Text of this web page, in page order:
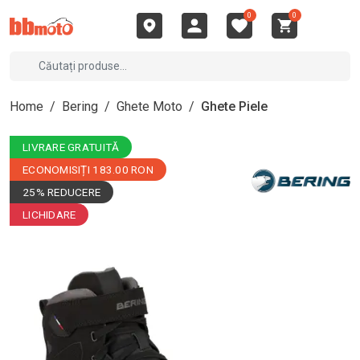
0 0
Home / Bering / Ghete Moto / Ghete Piele
LIVRARE GRATUITĂ
ECONOMISIȚI 183.00 RON
25% REDUCERE
LICHIDARE